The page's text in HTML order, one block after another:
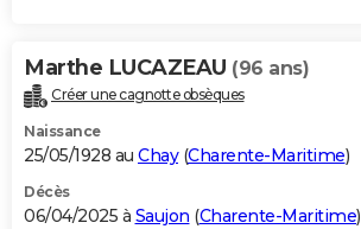
Marthe LUCAZEAU (96 ans)
Créer une cagnotte obsèques
Naissance
25/05/1928 au Chay(Charente-Maritime)
Décès
06/04/2025 à Saujon (Charente-Maritime)